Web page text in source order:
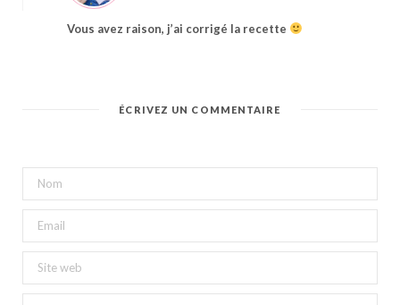
Vous avez raison, j’ai corrigé la recette
ÉCRIVEZ UN COMMENTAIRE